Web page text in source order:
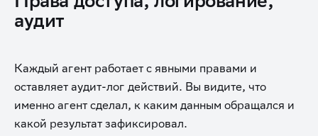
аудит
Каждый агент работает с явными правами и
оставляет аудит-лог действий. Вы видите, что
именно агент сделал, к каким данным обращался и
какой результат зафиксировал.